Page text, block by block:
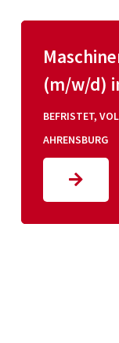
(m/w/d)
BEFRISTET,
AHRENSBURG